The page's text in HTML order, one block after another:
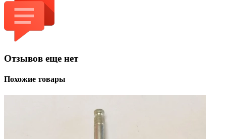
Отзывов еще нет
Похожие товары